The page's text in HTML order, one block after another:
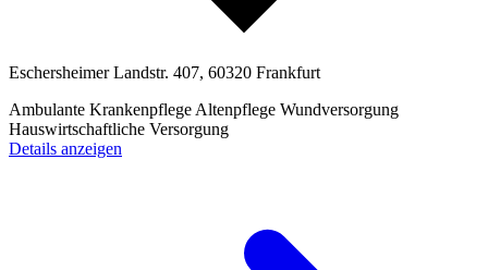
Eschersheimer Landstr. 407, 60320 Frankfurt
Ambulante Krankenpflege Altenpflege Wundversorgung
Hauswirtschaftliche Versorgung
Details anzeigen